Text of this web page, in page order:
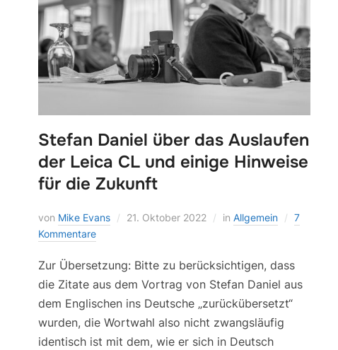
Stefan Daniel über das Auslaufen
der Leica CL und einige Hinweise
für die Zukunft
von Mike Evans 21. Oktober 2022 in Allgemein
7
Kommentare
Zur Übersetzung: Bitte zu berücksichtigen, dass
die Zitate aus dem Vortrag von Stefan Daniel aus
dem Englischen ins Deutsche „zurückübersetzt“
wurden, die Wortwahl also nicht zwangsläufig
identisch ist mit dem, wie er sich in Deutsch